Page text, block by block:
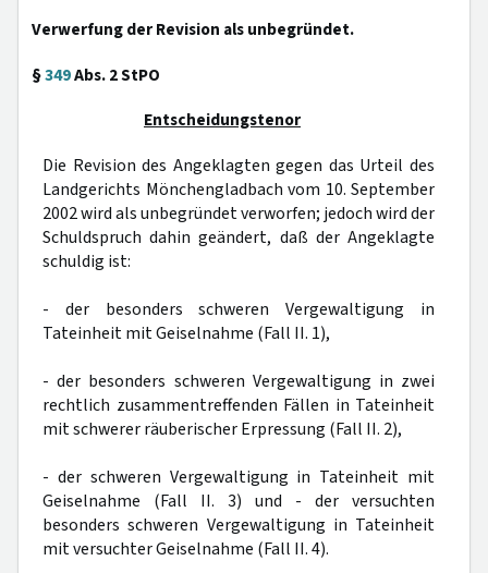
Verwerfung der Revision als unbegründet.
§349Abs. 2 StPO
Entscheidungstenor
Die Revision des Angeklagten gegen das Urteil des
Landgerichts Mönchengladbach vom 10. September
2002 wird als unbegründet verworfen; jedoch wird der
Schuldspruch dahin geändert, daß der Angeklagte
schuldig ist:
- der besonders schweren Vergewaltigung in
Tateinheit mit Geiselnahme (Fall II. 1),
- der besonders schweren Vergewaltigung in zwei
rechtlich zusammentreffenden Fällen in Tateinheit
mit schwerer räuberischer Erpressung (Fall II. 2),
- der schweren Vergewaltigung in Tateinheit mit
Geiselnahme (Fall II. 3) und - der versuchten
besonders schweren Vergewaltigung in Tateinheit
mit versuchter Geiselnahme (Fall II. 4).